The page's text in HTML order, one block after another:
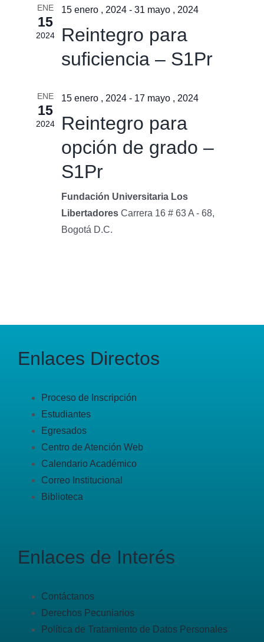
ENE
15
2024
15 enero , 2024- 31 mayo , 2024
Reintegro para
suficiencia – S1Pr
ENE
15
2024
15 enero , 2024- 17 mayo , 2024
Reintegro para
opción de grado –
S1Pr
Fundación Universitaria Los
Libertadores Carrera 16 # 63 A - 68,
Bogotá D.C.
Enlaces Directos
Proceso de Inscripción
Estudiantes
Egresados
Centro de Atención Web
Calendario Académico
Correo Institucional
Biblioteca
Enlaces de Interés
Contáctanos
Derechos Pecuniarios
Política de Tratamiento de Datos Personales